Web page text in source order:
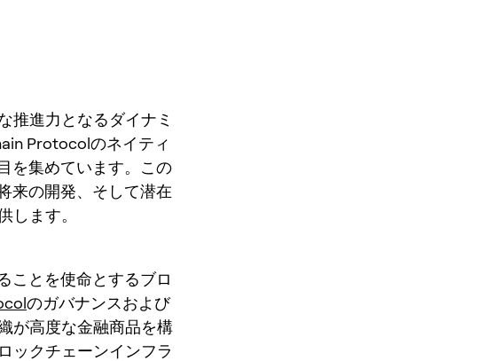
推進力となるダイナミ
Protocolのネイティ
を集めています。この
来の開発、そして潜在
します。
ことを使命とするブロ
のガバナンスおよび
が高度な金融商品を構
ックチェーンインフラ